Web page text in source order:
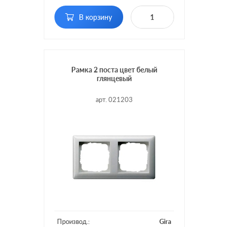
В корзину
Рамка 2 поста цвет белый
глянцевый
арт. 021203
Производ.: Gira